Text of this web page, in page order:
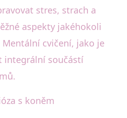
stres, strach a
aspekty jakéhokoli
cvičení, jako je
integrální součástí
s koněm